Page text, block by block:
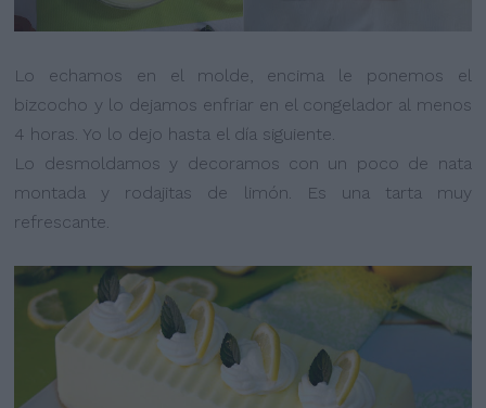
Lo echamos en el molde, encima le ponemos el
bizcocho y lo dejamos enfriar en el congelador al menos
4 horas. Yo lo dejo hasta el día siguiente.
Lo desmoldamos y decoramos con un poco de nata
montada y rodajitas de limón. Es una tarta muy
refrescante.